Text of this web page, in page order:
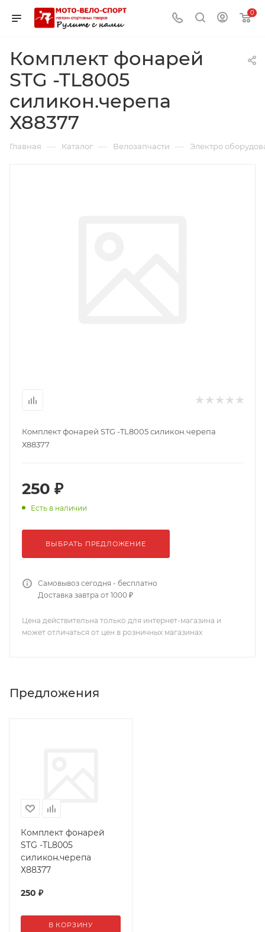
0
Комплект фонарей
STG -TL8005
силикон.черепа
Х88377
Главная — Каталог — Велозапчасти — Электро
Комплект фонарей STG -TL8005 силикон.черепа
Х88377
250 ₽
Есть в наличии
ВЫБРАТЬ ПРЕДЛОЖЕНИЕ
Самовывоз сегодня - бесплатно
Доставка завтра от 1000 ₽
Цена действительна только для интернет-магазина и
может отличаться от цен в розничных магазинах
Предложения
Комплект фонарей
STG -TL8005
силикон.черепа
Х88377
250 ₽
В КОРЗИНУ